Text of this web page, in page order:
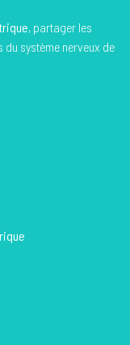
, partager les
système nerveux de